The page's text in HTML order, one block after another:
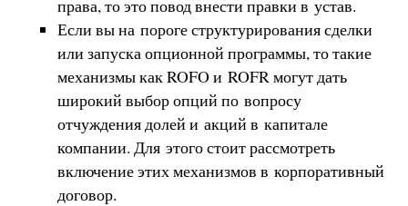
права, то это повод внести правки в устав.
Если вы на пороге структурирования сделки
или запуска опционной программы, то такие
механизмы как ROFO и ROFR могут дать
широкий выбор опций по вопросу
отчуждения долей и акций в капитале
компании. Для этого стоит рассмотреть
включение этих механизмов в корпоративный
договор.